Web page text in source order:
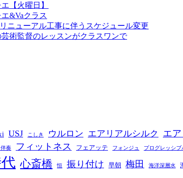
【火曜日】
&Vaクラス
ニューアル工事に伴うスケジュール変更
術監督のレッスンがクラスワンで
USJ こしき ウルロン エアリアルシルク エ
伴奏 フィットネス フェアッテ フォンジュ プログレッシブ
心斎橋 恒 振り付け 早朝 梅田 海洋深層水